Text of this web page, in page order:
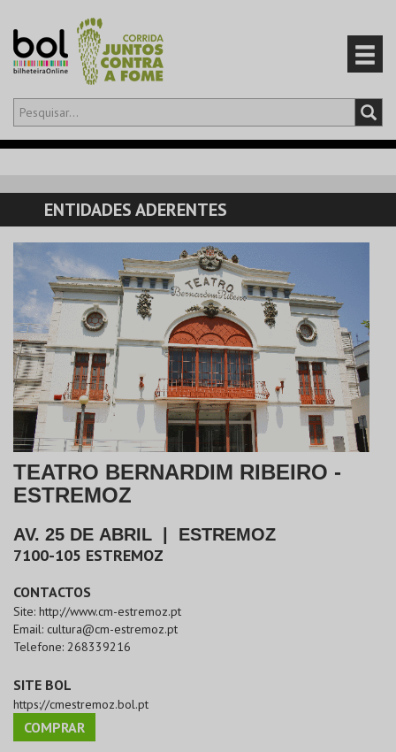
Olá,iniciar sessão
CARRINHO
EVENTOS
CARTÕES
PRODUTOS
ENTIDADES ADERENTES
TEATRO BERNARDIM RIBEIRO -
ESTREMOZ
AV. 25 DE ABRIL ESTREMOZ
7100-105 ESTREMOZ
CONTACTOS
Site: http://www.cm-estremoz.pt
Email: cultura@cm-estremoz.pt
Telefone: 268339216
SITE BOL
https://cmestremoz.bol.pt
COMPRAR